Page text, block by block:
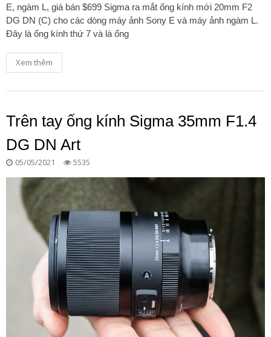
E, ngàm L, giá bán $699 Sigma ra mắt ống kính mới 20mm F2
DG DN (C) cho các dòng máy ảnh Sony E và máy ảnh ngàm L.
Đây là ống kính thứ 7 và là ống
Xem thêm
Trên tay ống kính Sigma 35mm F1.4
DG DN Art
05/05/2021 5535